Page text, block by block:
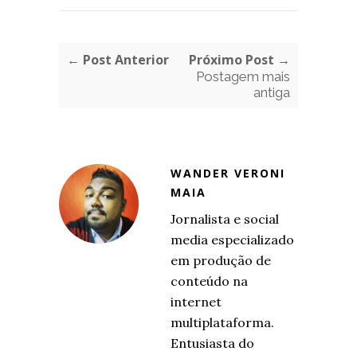
← Post Anterior Próximo Post →
Postagem mais
antiga
WANDER VERONI
MAIA
Jornalista e social
media especializado
em produção de
conteúdo na
internet
multiplataforma.
Entusiasta do